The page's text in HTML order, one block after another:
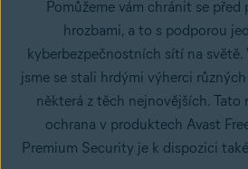
Pomůžeme vám chránit se
hrozbami, a to s podporou
kyberbezpečnostních sítí na
jsme se stali hrdými výherci
některá z těch nejnovějších. Tato
ochrana v produktech Avast
Premium Security je k dispozici